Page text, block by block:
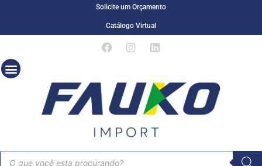
Solicite um Orçamento
Catálogo Virtual